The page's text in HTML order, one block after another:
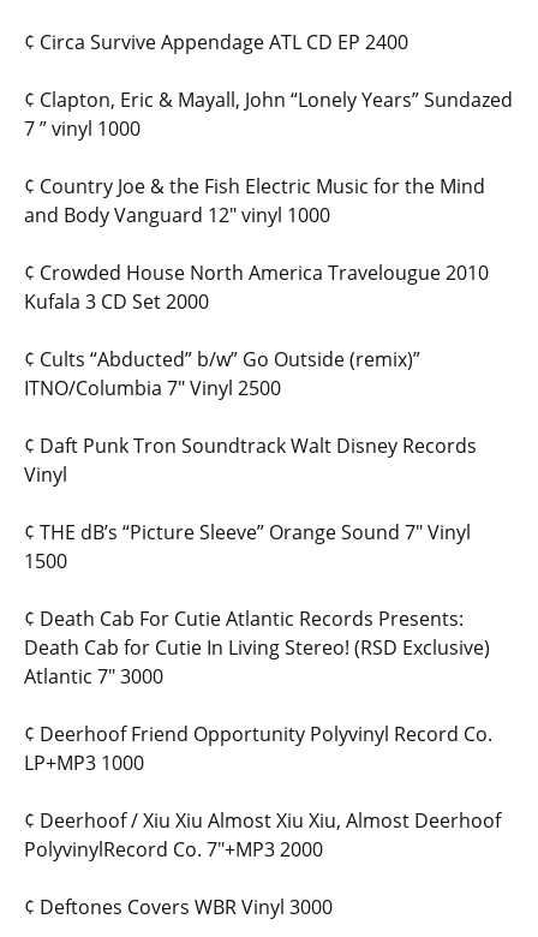
¢ Circa Survive Appendage ATL CD EP 2400
¢ Clapton, Eric & Mayall, John “Lonely Years” Sundazed
7 ” vinyl 1000
¢ Country Joe & the Fish Electric Music for the Mind
and Body Vanguard 12″ vinyl 1000
¢ Crowded House North America Travelougue 2010
Kufala 3 CD Set 2000
¢ Cults “Abducted” b/w” Go Outside (remix)”
ITNO/Columbia 7″ Vinyl 2500
¢ Daft Punk Tron Soundtrack Walt Disney Records
Vinyl
¢ THE dB’s “Picture Sleeve” Orange Sound 7″ Vinyl
1500
¢ Death Cab For Cutie Atlantic Records Presents:
Death Cab for Cutie In Living Stereo! (RSD Exclusive)
Atlantic 7″ 3000
¢ Deerhoof Friend Opportunity Polyvinyl Record Co.
LP+MP3 1000
¢ Deerhoof / Xiu Xiu Almost Xiu Xiu, Almost Deerhoof
PolyvinylRecord Co. 7″+MP3 2000
¢ Deftones Covers WBR Vinyl 3000